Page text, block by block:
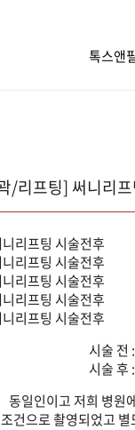
톡스앤
/리프팅] 써니리프
시술 전
시술 후
동일인이고 저희 병원
건으로 촬영되었고